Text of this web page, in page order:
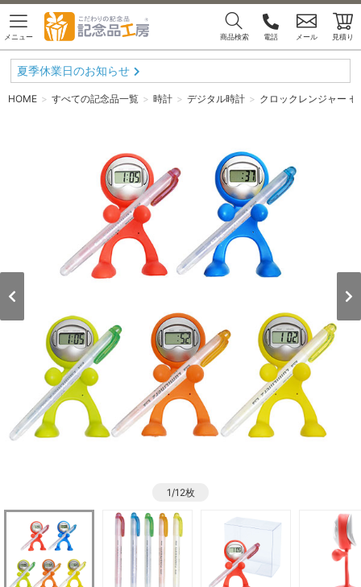
メニュー 商品検索 電話 メール 見積り
夏季休業日のお知らせ
HOME すべての記念品一覧 時計 デジタル時計 クロックレンジャー
1/12枚